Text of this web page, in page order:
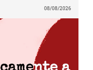
08/08/2026